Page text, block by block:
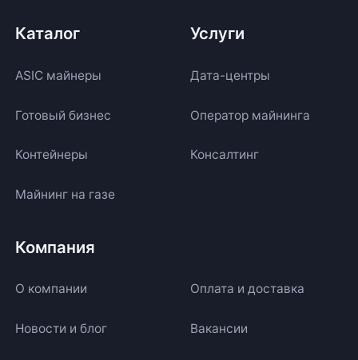
Каталог
ASIC майнеры
Готовый бизнес
Контейнеры
Майнинг на газе
Услуги
Дата-центры
Оператор майнинга
Консалтинг
Компания
О компании Оплата и доставка
Новости и блог Вакансии